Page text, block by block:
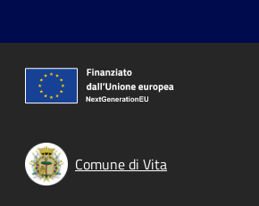
Comune di Vita